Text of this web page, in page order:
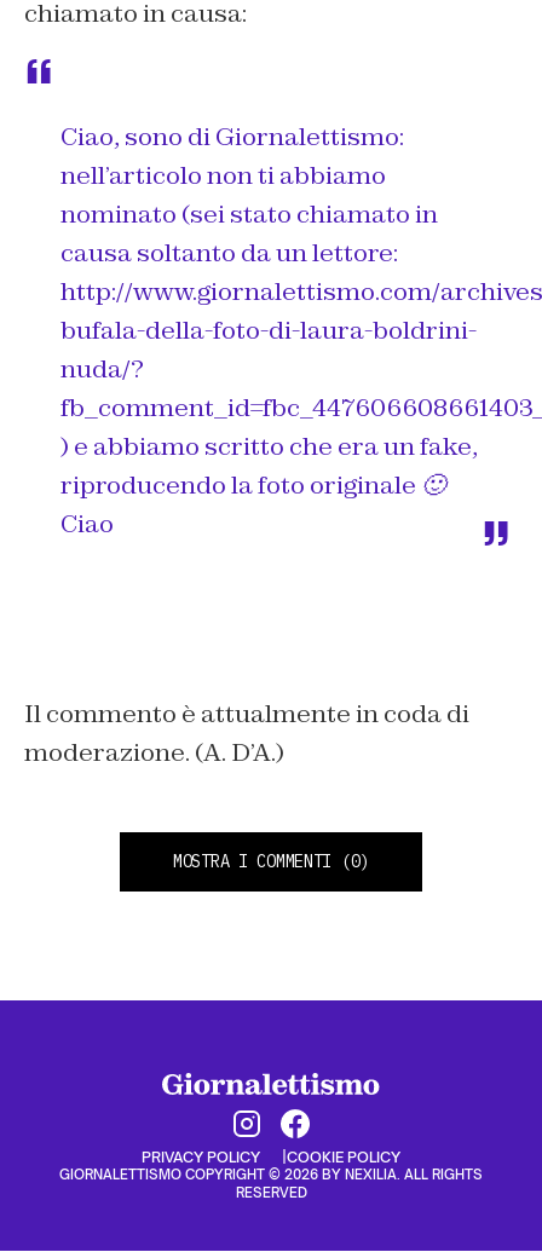
chiamato in causa:
Ciao, sono di Giornalettismo:
nell’articolo non ti abbiamo
nominato (sei stato chiamato in
causa soltanto da un lettore:
http://www.giornalettismo.com/
bufala-della-foto-di-laura-boldrini-
nuda/?
) e abbiamo scritto che era un fake,
riproducendo la foto originale 🙂
Ciao
Il commento è attualmente in coda di
moderazione. (A. D’A.)
MOSTRA I COMMENTI (0)
PRIVACY POLICY COOKIE POLICY
GIORNALETTISMO COPYRIGHT © 2026 BY NEXILIA. ALL RIGHTS
RESERVED